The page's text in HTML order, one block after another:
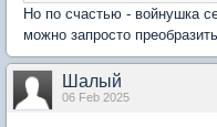
Но по счастью - войнушка
можно запросто
Шалый
06 Feb 2025